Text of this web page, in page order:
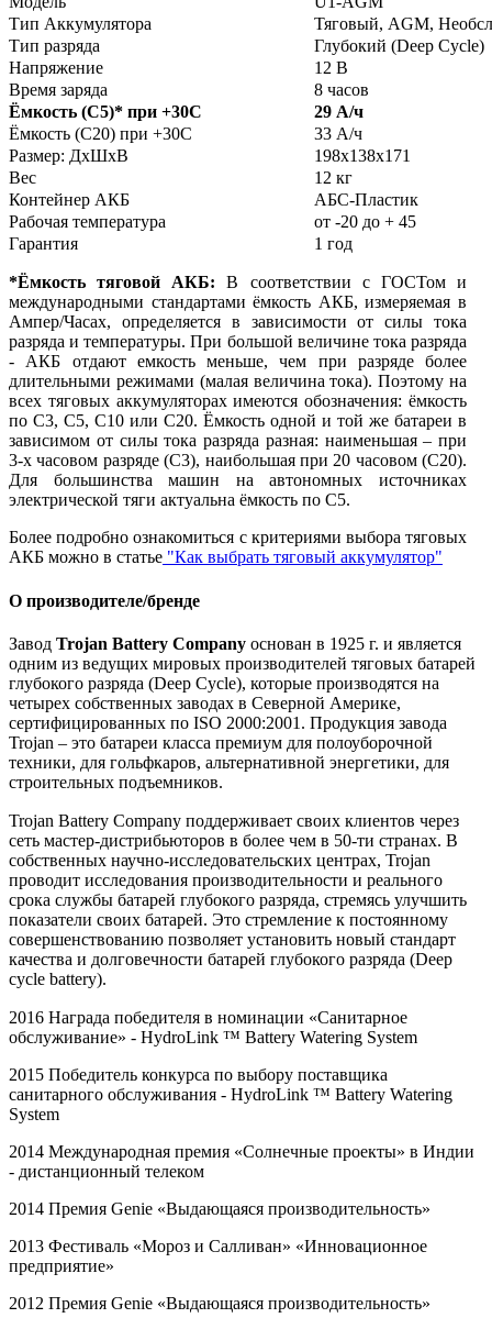
Тип Аккумулятора
Тяговый, AGM,
Тип разряда
Глубокий (Deep Cycle)
Напряжение
12 В
Время заряда
8 часов
Ёмкость (С5)* при +30С
29 А/ч
Ёмкость (С20) при +30С
33 А/ч
Размер: ДхШхВ
198х138х171
Вес
12 кг
Контейнер АКБ
АБС-Пластик
Рабочая температура
от -20 до + 45
Гарантия
1 год
*Ёмкость тяговой АКБ:В соответствии с ГОСТом и
международными стандартами ёмкость АКБ, измеряемая в
Ампер/Часах, определяется в зависимости от силы тока
разряда и температуры. При большой величине тока разряда
- АКБ отдают емкость меньше, чем при разряде более
длительными режимами (малая величина тока). Поэтому на
всех тяговых аккумуляторах имеются обозначения: ёмкость
по С3, С5, С10 или С20. Ёмкость одной и той же батареи в
зависимом от силы тока разряда разная: наименьшая – при
3-х часовом разряде (С3), наибольшая при 20 часовом (С20).
Для большинства машин на автономных источниках
электрической тяги актуальна ёмкость по С5.
Более подробно ознакомиться с критериями выбора тяговых
АКБ можно в статье "Как выбрать тяговый аккумулятор"
О производителе/бренде
Завод Trojan Battery Company основан в 1925 г. и является
одним из ведущих мировых производителей тяговых батарей
глубокого разряда (Deep Cycle), которые производятся на
четырех собственных заводах в Северной Америке,
сертифицированных по ISO 2000:2001. Продукция завода
Trojan – это батареи класса премиум для полоуборочной
техники, для гольфкаров, альтернативной энергетики, для
строительных подъемников.
Trojan Battery Company поддерживает своих клиентов через
сеть мастер-дистрибьюторов в более чем в 50-ти странах. В
собственных научно-исследовательских центрах, Trojan
проводит исследования производительности и реального
срока службы батарей глубокого разряда, стремясь улучшить
показатели своих батарей. Это стремление к постоянному
совершенствованию позволяет установить новый стандарт
качества и долговечности батарей глубокого разряда (Deep
cycle battery).
2016 Награда победителя в номинации «Санитарное
обслуживание» - HydroLink ™ Battery Watering System
2015 Победитель конкурса по выбору поставщика
санитарного обслуживания - HydroLink ™ Battery Watering
System
2014 Международная премия «Солнечные проекты» в Индии
- дистанционный телеком
2014 Премия Genie «Выдающаяся производительность»
2013 Фестиваль «Мороз и Салливан» «Инновационное
предприятие»
2012 Премия Genie «Выдающаяся производительность»